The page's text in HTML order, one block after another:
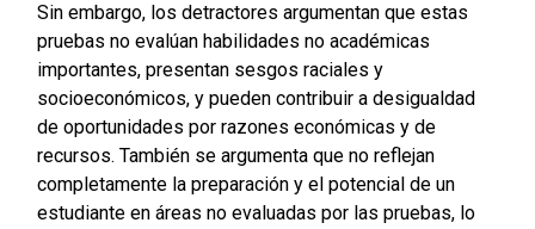
Sin embargo, los detractores argumentan que estas
pruebas no evalúan habilidades no académicas
importantes, presentan sesgos raciales y
socioeconómicos, y pueden contribuir a desigualdad
de oportunidades por razones económicas y de
recursos. También se argumenta que no reflejan
completamente la preparación y el potencial de un
estudiante en áreas no evaluadas por las pruebas, lo